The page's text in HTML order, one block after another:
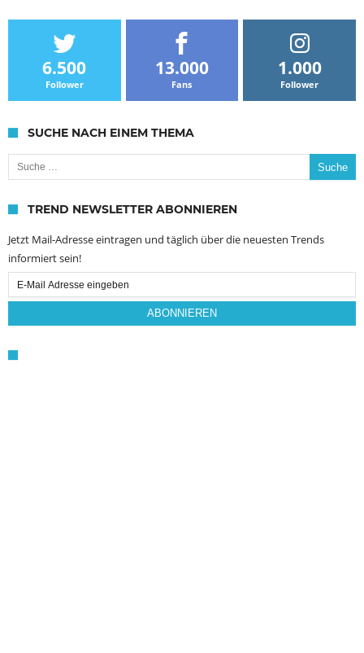
6.500
Follower
13.000
Fans
1.000
Follower
SUCHE NACH EINEM THEMA
Suche nach:
TREND NEWSLETTER ABONNIEREN
Jetzt Mail-Adresse eintragen und täglich über die neuesten Trends
informiert sein!
Email
Subscription
ABONNIEREN